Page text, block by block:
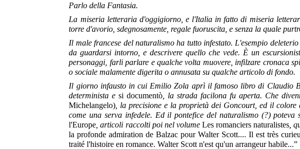
Parlo della Fantasia.
La miseria letteraria d'oggigiorno, e l'Italia in fatto di miseria
torre d'avorio, sdegnosamente, regale fuoruscita, e senza la quale
Il male francese del naturalismo ha tutto infestato. L'esempio
da guardarsi intorno, e descrivere quello che vede. È un
personaggi, farli parlare e qualche volta muovere, infilzare cronaca
o sociale malamente digerita o annusata su qualche articolo di fondo.
Il giorno infausto in cui Emilio Zola aprì il famoso libro di Claudio
determinista esi documentò , la strada facilona fu aperta. Che
Michelangelo) , la precisione e la proprietà dei Goncourt, ed il
come una serva infedele. Ed il pontefice del naturalismo (?)
l'Europe , articoli raccolti poi nel volume Les romanciers naturalistes ,
la profonde admiration de Balzac pour Walter Scott.... Il est très
traité l'histoire en romance. Walter Scott n'est qu'un arrangeur habile...”